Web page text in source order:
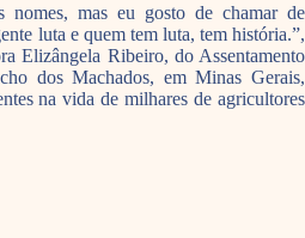
nomes, mas eu gosto de chamar de
luta e quem tem luta, tem história.”,
Elizângela Ribeiro, do Assentamento
dos Machados, em Minas Gerais,
na vida de milhares de agricultores